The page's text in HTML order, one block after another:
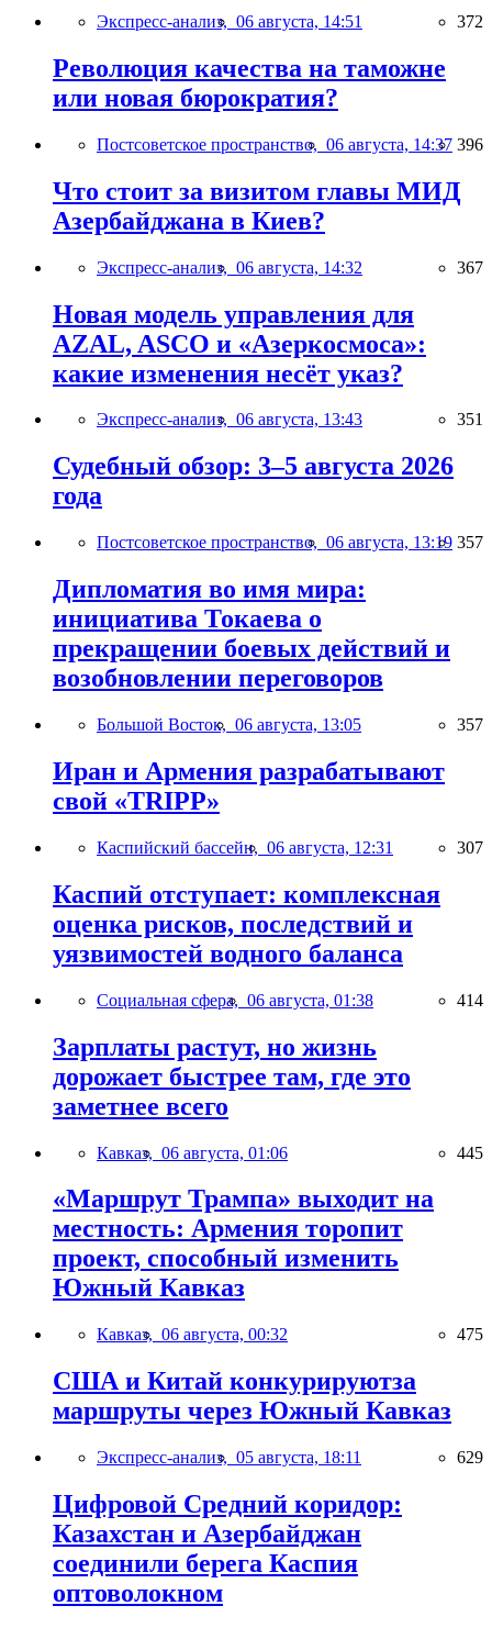
Экспресс-анализ, 06 августа, 14:51 372
Революция качества на таможне
или новая бюрократия?
Постсоветское пространство, 06 августа, 14:37 396
Что стоит за визитом главы МИД
Азербайджана в Киев?
Экспресс-анализ, 06 августа, 14:32 367
Новая модель управления для
AZAL, ASCO и «Азеркосмоса»:
какие изменения несёт указ?
Экспресс-анализ, 06 августа, 13:43 351
Судебный обзор: 3–5 августа 2026
года
Постсоветское пространство, 06 августа, 13:19 357
Дипломатия во имя мира:
инициатива Токаева о
прекращении боевых действий и
возобновлении переговоров
Большой Восток, 06 августа, 13:05 357
Иран и Армения разрабатывают
свой «TRIPP»
Каспийский бассейн, 06 августа, 12:31 307
Каспий отступает: комплексная
оценка рисков, последствий и
уязвимостей водного баланса
Социальная сфера, 06 августа, 01:38 414
Зарплаты растут, но жизнь
дорожает быстрее там, где это
заметнее всего
Кавказ, 06 августа, 01:06 445
«Маршрут Трампа» выходит на
местность: Армения торопит
проект, способный изменить
Южный Кавказ
Кавказ, 06 августа, 00:32 475
США и Китай конкурируютза
маршруты через Южный Кавказ
Экспресс-анализ, 05 августа, 18:11 629
Цифровой Средний коридор:
Казахстан и Азербайджан
соединили берега Каспия
оптоволокном